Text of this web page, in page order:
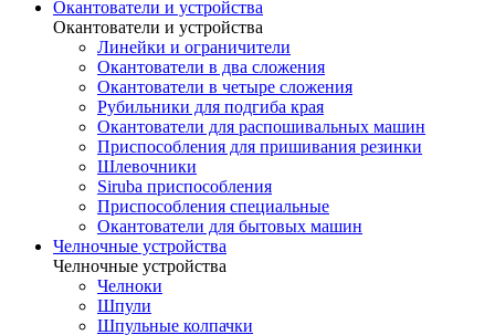
Окантователи и устройства
Окантователи и устройства
Линейки и ограничители
Окантователи в два сложения
Окантователи в четыре сложения
Рубильники для подгиба края
Окантователи для распошивальных машин
Приспособления для пришивания резинки
Шлевочники
Siruba приспособления
Приспособления специальные
Окантователи для бытовых машин
Челночные устройства
Челночные устройства
Челноки
Шпули
Шпульные колпачки